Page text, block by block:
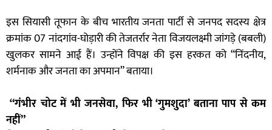
इस सियासी तूफान के बीच भारतीय जनता पार्टी से जनपद सदस्य क्षेत्र
क्रमांक 07 नांदगांव-घोड़ारी की तेजतर्रार नेता विजयलक्ष्मी जांगड़े (बबली)
खुलकर सामने आई हैं। उन्होंने विपक्ष की इस हरकत को “निंदनीय,
शर्मनाक और जनता का अपमान” बताया।
“गंभीर चोट में भी जनसेवा, फिर भी ‘गुमशुदा’ बताना पाप से कम
नहीं”